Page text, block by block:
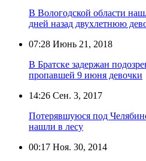
В Вологодской области
дней назад двухлетнюю
07:28 Июнь 21, 2018
В Братске задержан
пропавшей 9 июня девочки
14:26 Сен. 3, 2017
Потерявшуюся под
нашли в лесу
00:17 Ноя. 30, 2014